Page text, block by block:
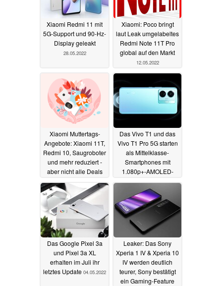
Xiaomi Redmi 11 mit
5G-Support und 90-Hz-
Display geleakt
28.05.2022
Xiaomi: Poco bringt
laut Leak umgelabeltes
Redmi Note 11T Pro
global auf den Markt
12.05.2022
Xiaomi Muttertags-
Angebote: Xiaomi 11T,
Redmi 10, Saugroboter
und mehr reduziert -
aber nicht alle Deals
Das Vivo T1 und das
Vivo T1 Pro 5G starten
als Mittelklasse-
Smartphones mit
1.080p+-AMOLED-
04.05.2022
Das Google Pixel 3a
und Pixel 3a XL
erhalten im Juli ihr
letztes Update 04.05.2022
Leaker: Das Sony
Xperia 1 IV & Xperia 10
IV werden deutlich
teurer, Sony bestätigt
ein Gaming-Feature